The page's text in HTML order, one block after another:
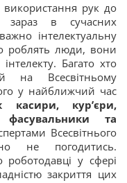
використання рук до
зараз в сучасних
інтелектуальну
роблять люди, вони
Багато хто
на Всесвітньому
у найближчий час
касири, кур’єри,
фасувальники та
Всесвітнього
не погодитись.
роботодавці у сфері
закриття цих